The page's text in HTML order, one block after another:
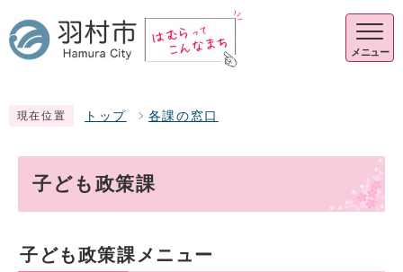
メニュー
現在位置 トップ 各課の窓口
子ども政策課
子ども政策課メニュー